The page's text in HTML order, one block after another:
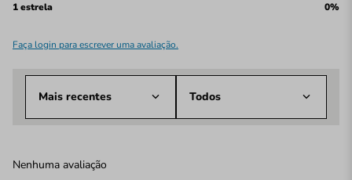
1 estrela 0%
Faça login para escrever uma avaliação.
Mais recentes Todos
Nenhuma avaliação